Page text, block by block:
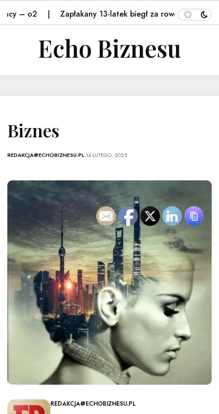
– o2 Zapłakany 13-latek biegł za rowerzystą.
Echo Biznesu
Biznes
REDAKCJA@ECHOBIZNESU.PL14 LUTEGO, 2025
REDAKCJA@ECHOBIZNESU.PL